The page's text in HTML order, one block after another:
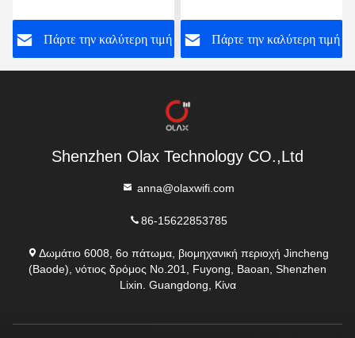
Wifi δρομολογητών
φορητός κινητός
Πάρτε την καλύτερη τιμή
MF982
Πάρτε την καλύτερη τιμή
Shenzhen Olax Technology CO.,Ltd
anna@olaxwifi.com
86-15622853785
Δωμάτιο 6008, 6ο πάτωμα, βιομηχανική περιοχή Jincheng
(Baode), νότιος δρόμος No.201, Fuyong, Baoan, Shenzhen
Lixin. Guangdong, Κίνα